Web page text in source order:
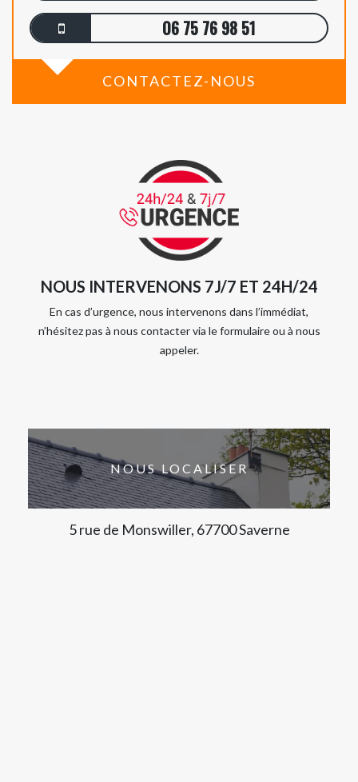
06 75 76 98 51
CONTACTEZ-NOUS
NOUS INTERVENONS 7J/7 ET 24H/24
En cas d’urgence, nous intervenons dans l’immédiat,
n’hésitez pas à nous contacter via le formulaire ou à nous
appeler.
NOUS LOCALISER
5 rue de Monswiller, 67700 Saverne